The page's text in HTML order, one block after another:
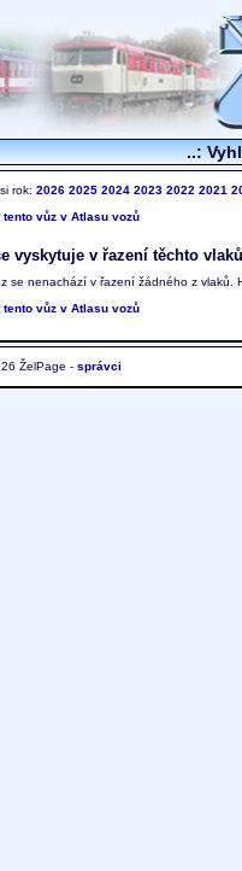
..:
rok: 2026 2025 2024 2023 2022 2021
tento vůz v Atlasu vozů
vyskytuje v řazení těchto
se nenachází v řazení žádného z vlaků.
tento vůz v Atlasu vozů
ŽelPage - správci